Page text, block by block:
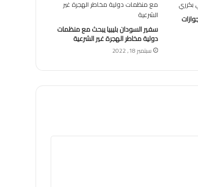
سفير السودان بليبيا يبحث مع منظمات
دولية مخاطر الهجرة غير الشرعية
سبتمبر 18, 2022